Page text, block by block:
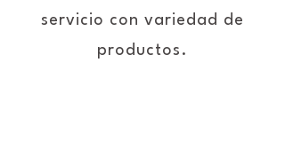
servicio con variedad de
productos.